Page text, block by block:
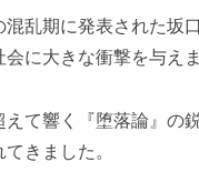
混乱期に発表された坂
に大きな衝撃を与えま
て響く『堕落論』の
きました。